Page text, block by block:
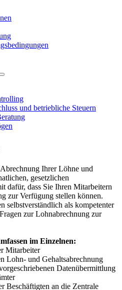
und betriebliche Steuern
Ihrer Löhne und
gesetzlichen
dafür, dass Sie Ihren Mitarbeitern
zur Verfügung stellen können.
selbstverständlich als kompetenter
zur Lohnabrechnung zur
im Einzelnen:
Mitarbeiter
Lohn- und Gehaltsabrechnung
Datenübermittlung
Beschäftigten an die Zentrale